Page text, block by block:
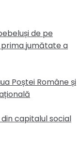
de pe
prima jumătate a
Poștei Române și
din capitalul social